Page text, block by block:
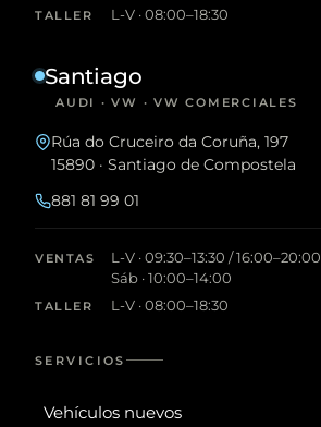
TALLER L-V · 08:00–18:30
Santiago
AUDI · VW · VW COMERCIALES
Rúa do Cruceiro da Coruña, 197
15890 · Santiago de Compostela
881 81 99 01
VENTAS
L-V · 09:30–13:30 / 16:00–20:00
Sáb · 10:00–14:00
TALLER L-V · 08:00–18:30
SERVICIOS
Vehículos nuevos